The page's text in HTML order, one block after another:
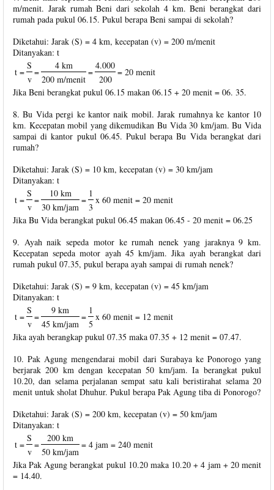
m/menit. Jarak rumah Beni dari sekolah 4 km. Beni berangkat dari
rumah pada pukul 06.15. Pukul berapa Beni sampai di sekolah?
Diketahui: Jarak (S) = 4 km, kecepatan (v) = 200 m/menit
Ditanyakan: t
t =
S
=
4 km
=
4.000
= 20 menit
v 200 m/menit
200
Jika Beni berangkat pukul 06.15 makan 06.15 + 20 menit = 06. 35.
8. Bu Vida pergi ke kantor naik mobil. Jarak rumahnya ke kantor 10
km. Kecepatan mobil yang dikemudikan Bu Vida 30 km/jam. Bu Vida
sampai di kantor pukul 06.45. Pukul berapa Bu Vida berangkat dari
rumah?
Diketahui: Jarak (S) = 10 km, kecepatan (v) = 30 km/jam
Ditanyakan: t
t =
S
=
10 km
=
1
x 60 menit = 20 menit
v 30 km/jam
3
Jika Bu Vida berangkat pukul 06.45 makan 06.45 - 20 menit = 06.25
9. Ayah naik sepeda motor ke rumah nenek yang jaraknya 9 km.
Kecepatan sepeda motor ayah 45 km/jam. Jika ayah berangkat dari
rumah pukul 07.35, pukul berapa ayah sampai di rumah nenek?
Diketahui: Jarak (S) = 9 km, kecepatan (v) = 45 km/jam
Ditanyakan: t
t =
S
=
9 km
=
1
x 60 menit = 12 menit
v 45 km/jam
5
Jika ayah berangkap pukul 07.35 maka 07.35 + 12 menit = 07.47.
10. Pak Agung mengendarai mobil dari Surabaya ke Ponorogo yang
berjarak 200 km dengan kecepatan 50 km/jam. Ia berangkat pukul
10.20, dan selama perjalanan sempat satu kali beristirahat selama 20
menit untuk sholat Dhuhur. Pukul berapa Pak Agung tiba di Ponorogo?
Diketahui: Jarak (S) = 200 km, kecepatan (v) = 50 km/jam
Ditanyakan: t
t =
S
=
200 km
= 4 jam = 240 menit
v
50 km/jam
Jika Pak Agung berangkat pukul 10.20 maka 10.20 + 4 jam + 20 menit
= 14.40.